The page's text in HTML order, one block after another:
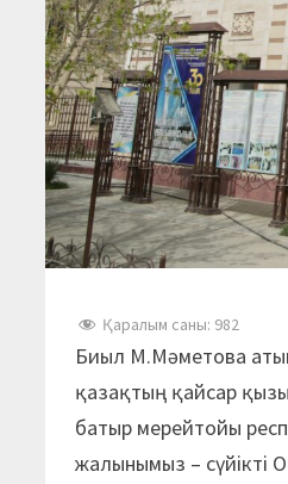
Қаралым саны: 982
Биыл М.Мәметова
қазақтың қайсар
батыр мерейтойы
жалынымыз – сүйікті